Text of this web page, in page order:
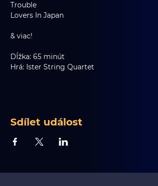
Trouble
Lovers In Japan
& viac!
Dĺžka: 65 minút
Hrá: Ister String Quartet
Sdílet událost